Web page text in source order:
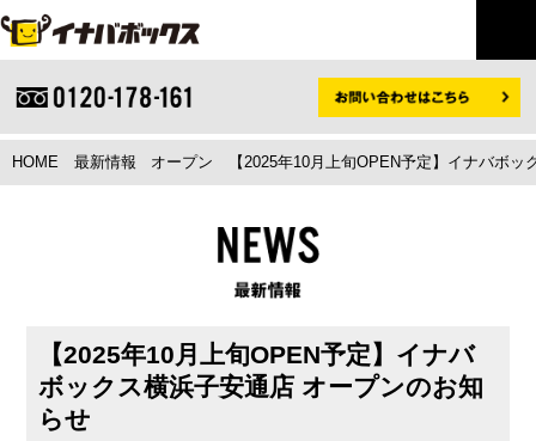
HOME 最新情報 オープン 【2025年10月上旬OPEN予定】イナバボ
【2025年10月上旬OPEN予定】イナバ
ボックス横浜子安通店 オープンのお知
らせ